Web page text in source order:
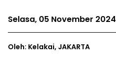
Selasa, 05 November 2024
Oleh: Kelakai, JAKARTA